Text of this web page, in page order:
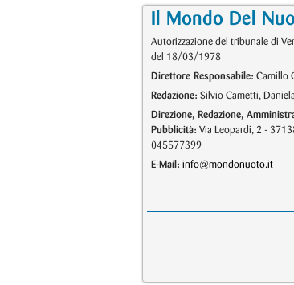
Il Mondo Del
Autorizzazione del tribunale di
del 18/03/1978
Direttore Responsabile: Camillo
Redazione: Silvio Cametti,
Direzione, Redazione,
Pubblicità: Via Leopardi, 2 -
045577399
E-Mail: info@mondonuoto.it